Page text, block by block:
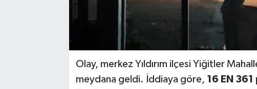
Olay, merkez Yıldırım ilçesi Yiğitler
meydana geldi. İddiaya göre, 16 EN 361